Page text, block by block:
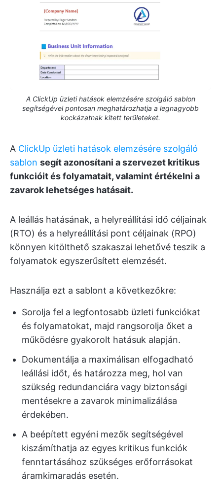
A ClickUp üzleti hatások elemzésére szolgáló sablon
segítségével pontosan meghatározhatja a legnagyobb
kockázatnak kitett területeket.
A ClickUp üzleti hatások elemzésére szolgáló
sablon segít azonosítani a szervezet kritikus
funkcióit és folyamatait, valamint értékelni a
zavarok lehetséges hatásait.
A leállás hatásának, a helyreállítási idő céljainak
(RTO) és a helyreállítási pont céljainak (RPO)
könnyen kitölthető szakaszai lehetővé teszik a
folyamatok egyszerűsített elemzését.
Használja ezt a sablont a következőkre:
Sorolja fel a legfontosabb üzleti funkciókat
és folyamatokat, majd rangsorolja őket a
működésre gyakorolt hatásuk alapján.
Dokumentálja a maximálisan elfogadható
leállási időt, és határozza meg, hol van
szükség redundanciára vagy biztonsági
mentésekre a zavarok minimalizálása
érdekében.
A beépített egyéni mezők segítségével
kiszámíthatja az egyes kritikus funkciók
fenntartásához szükséges erőforrásokat
áramkimaradás esetén.